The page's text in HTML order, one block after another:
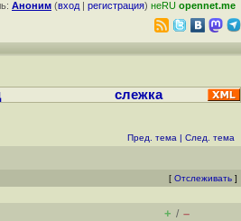
Аноним (вход | регистрация) неRU opennet.me
слежка
Пред. тема | След. тема
[ Отслеживать ]
+ / –